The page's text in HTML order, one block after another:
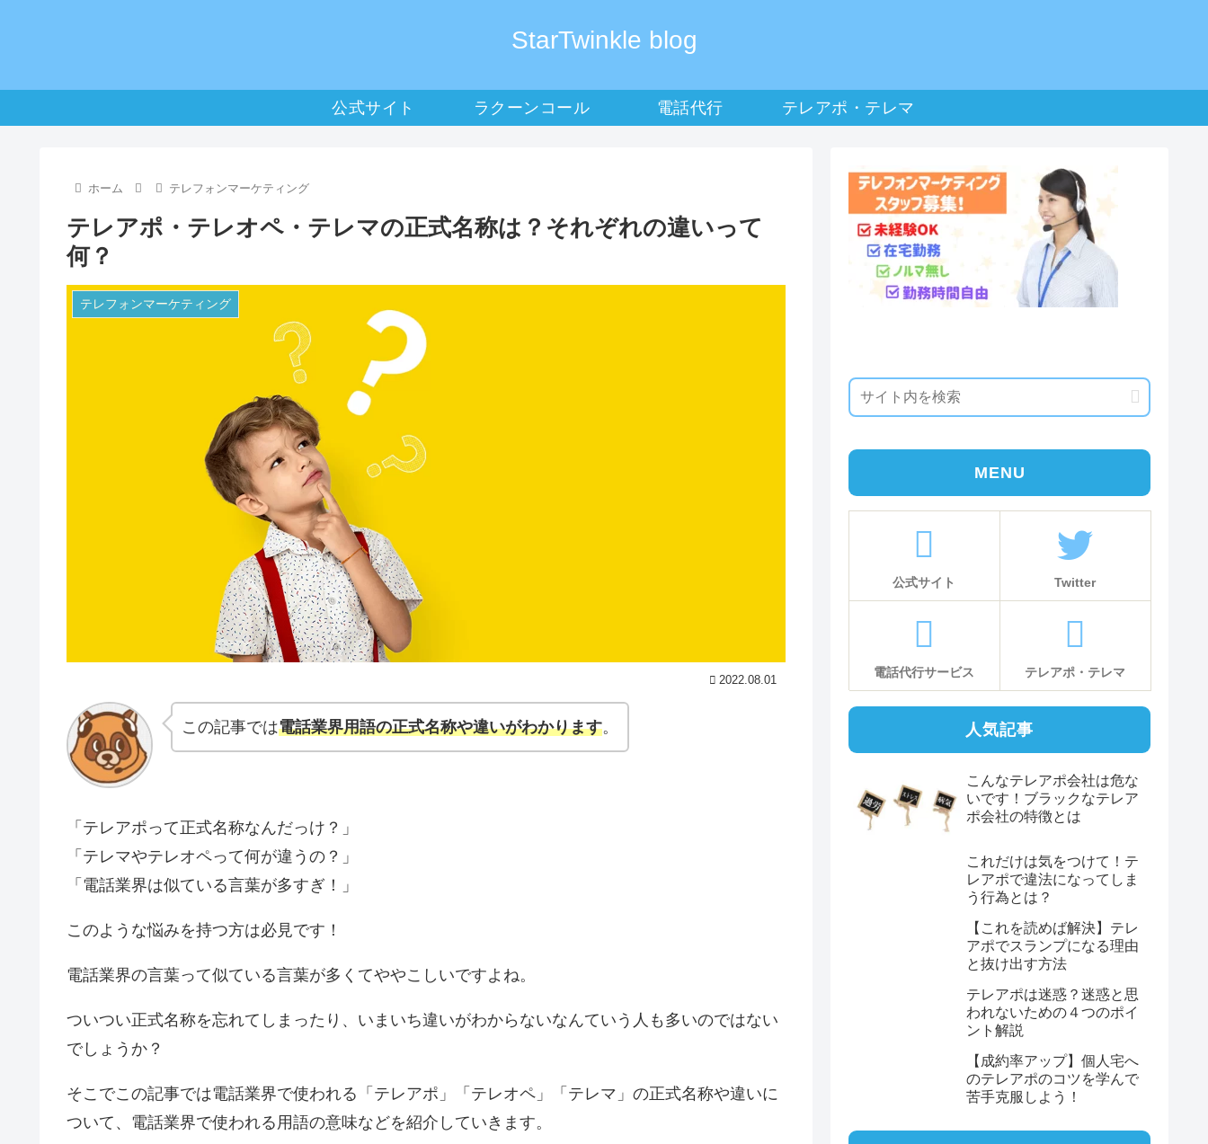
StarTwinkle blog
公式サイト ラクーンコール 電話代行 テレアポ・テレマ
ホーム テレフォンマーケティング
テレアポ・テレオペ・テレマの正式名称は？それぞれの違いって
何？
テレフォンマーケティング
2022.08.01
この記事では電話業界用語の正式名称や違いがわかります。
「テレアポって正式名称なんだっけ？」
「テレマやテレオペって何が違うの？」
「電話業界は似ている言葉が多すぎ！」
このような悩みを持つ方は必見です！
電話業界の言葉って似ている言葉が多くてややこしいですよね。
ついつい正式名称を忘れてしまったり、いまいち違いがわからないなんていう人も多いのではない
でしょうか？
そこでこの記事では電話業界で使われる「テレアポ」「テレオペ」「テレマ」の正式名称や違いに
ついて、電話業界で使われる用語の意味などを紹介していきます。
MENU
公式サイト Twitter
電話代行サービス テレアポ・テレマ
人気記事
こんなテレアポ会社は危な
いです！ブラックなテレア
ポ会社の特徴とは
これだけは気をつけて！テ
レアポで違法になってしま
う行為とは？
【これを読めば解決】テレ
アポでスランプになる理由
と抜け出す方法
テレアポは迷惑？迷惑と思
われないための４つのポイ
ント解説
【成約率アップ】個人宅へ
のテレアポのコツを学んで
苦手克服しよう！